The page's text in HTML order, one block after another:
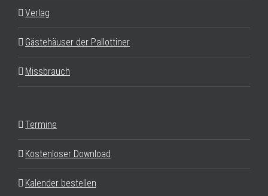
Verlag
Gästehäuser der Pallottiner
Missbrauch
Termine
Kostenloser Download
Kalender bestellen